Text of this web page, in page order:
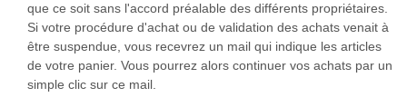
que ce soit sans l'accord préalable des différents propriétaires.
Si votre procédure d'achat ou de validation des achats venait à
être suspendue, vous recevrez un mail qui indique les articles
de votre panier. Vous pourrez alors continuer vos achats par un
simple clic sur ce mail.